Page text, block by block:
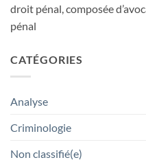
droit pénal, composée
pénal
CATÉGORIES
Analyse
Criminologie
Non classifié(e)